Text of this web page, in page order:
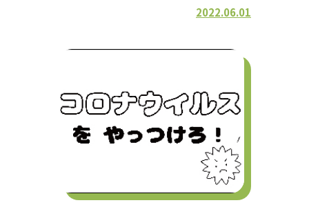
2022.06.01